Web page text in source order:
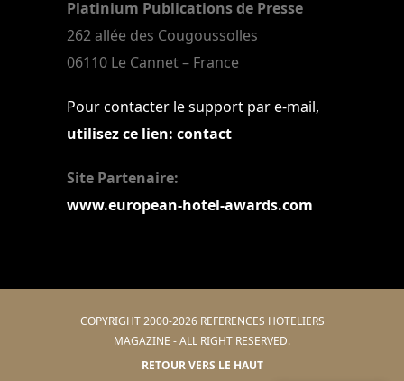
Platinium Publications de Presse
262 allée des Cougoussolles
06110 Le Cannet – France
Pour contacter le support par e-mail,
utilisez ce lien: contact
Site Partenaire:
www.european-hotel-awards.com
COPYRIGHT 2000-2026 REFERENCES HOTELIERS
MAGAZINE - ALL RIGHT RESERVED.
RETOUR VERS LE HAUT